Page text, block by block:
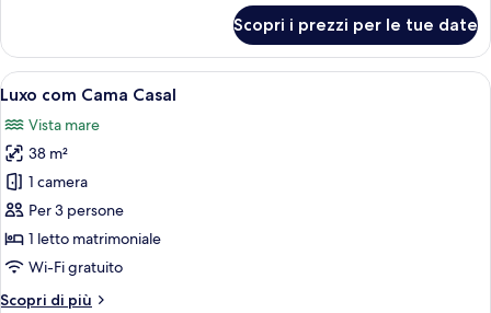
Executivo
com
Cama
Scopri i prezzi per le tue date
Apri
tutte
le
foto
per
Luxo
com
Cama
Una camera d'albergo moderna con
6
Luxo com Cama Casal
Vista mare
38 m²
1 camera
Per 3 persone
1 letto matrimoniale
Wi-Fi gratuito
Scopri di più
Altri